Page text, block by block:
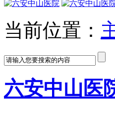
当前位置：
六安中山医